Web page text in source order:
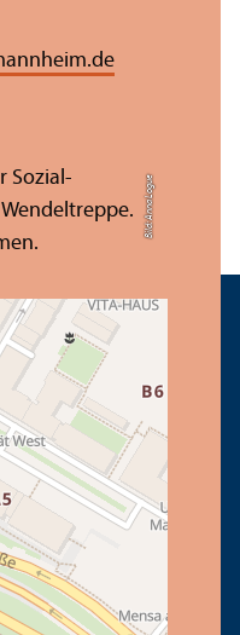
Bild: Anna Logue